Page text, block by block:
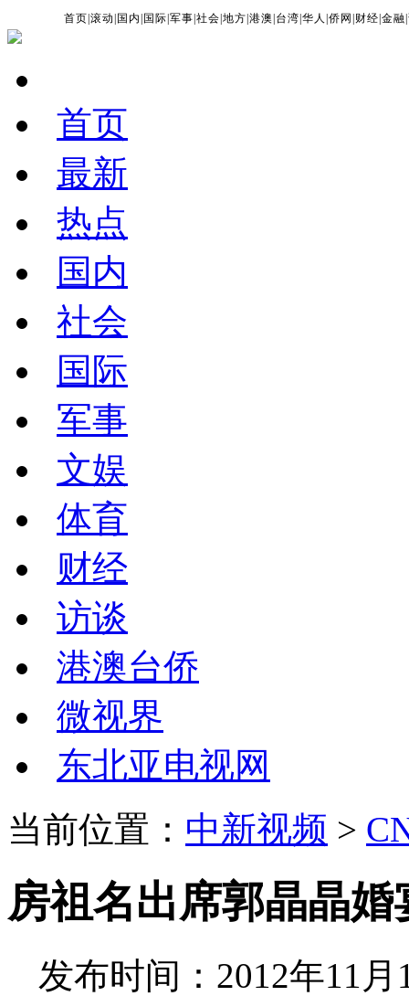
首页 |滚动 国内 国际 |军事 |社会 |地方 |港澳 台湾 |华人 |侨网 财经 |金融 |
首页
最新
热点
国内
社会
国际
军事
文娱
体育
财经
访谈
港澳台侨
微视界
东北亚电视网
当前位置： 中新视频 >
房祖名出席郭晶晶
发布时间：2012年11月